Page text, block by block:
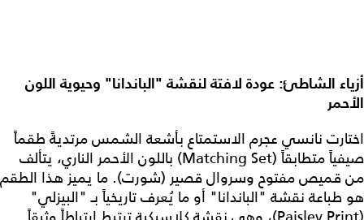
أزياء الشاطئ: عودة لافتة لنقشة "الباندانا" وحيوية اللون
الأحمر
اختارت نانسي عجرم الاستمتاع بأشعة الشمس مرتديةً طقماً
صيفياً متطابقاً (Matching Set) باللون الأحمر الناري، يتألف
من قميص مفتوح وسروال قصير (شورت). ما يميز هذا الطقم
هو طباعة نقشة "الباندانا" أو ما يُعرف تاريخياً بـ "البيزلي"